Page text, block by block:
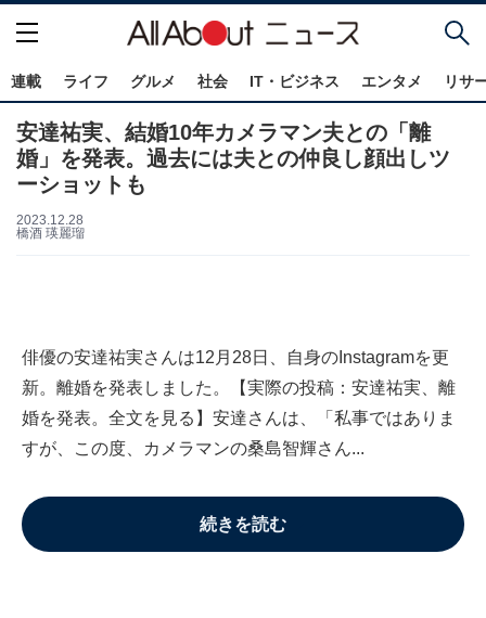
連載 ライフ グルメ 社会 IT・ビジネス エンタメ リサ
安達祐実、結婚10年カメラマン夫との「離
婚」を発表。過去には夫との仲良し顔出しツ
ーショットも
2023.12.28
橋酒 瑛麗瑠
俳優の安達祐実さんは12月28日、自身のInstagramを更
新。離婚を発表しました。【実際の投稿：安達祐実、離
婚を発表。全文を見る】安達さんは、「私事ではありま
すが、この度、カメラマンの桑島智輝さん...
続きを読む